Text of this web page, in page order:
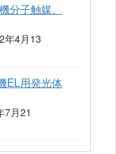
分子触媒、
年4月13
EL用発光体
7月21